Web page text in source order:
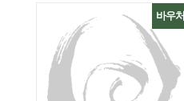
바우처